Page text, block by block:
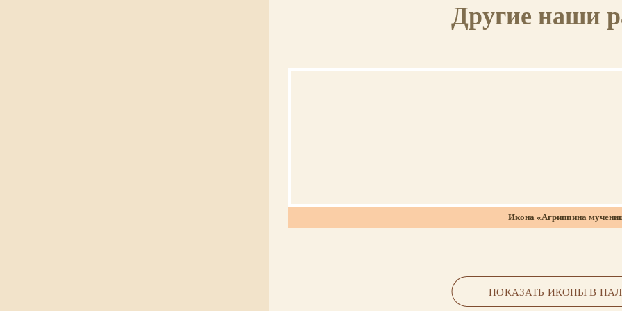
Другие наши
Икона «Агриппина
ПОКАЗАТЬ ИКОНЫ В